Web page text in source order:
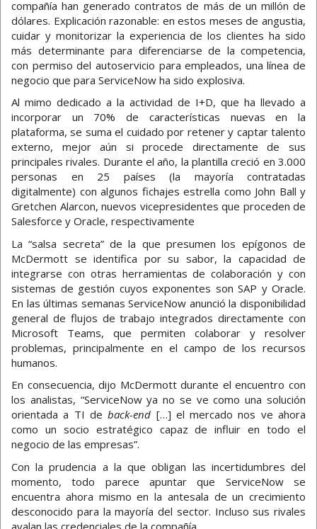
compañía han generado contratos de más de un millón de
dólares. Explicación razonable: en estos meses de angustia,
cuidar y monitorizar la experiencia de los clientes ha sido
más determinante para diferenciarse de la competencia,
con permiso del autoservicio para empleados, una línea de
negocio que para ServiceNow ha sido explosiva.
Al mimo dedicado a la actividad de I+D, que ha llevado a
incorporar un 70% de características nuevas en la
plataforma, se suma el cuidado por retener y captar talento
externo, mejor aún si procede directamente de sus
principales rivales. Durante el año, la plantilla creció en 3.000
personas en 25 países (la mayoría contratadas
digitalmente) con algunos fichajes estrella como John Ball y
Gretchen Alarcon, nuevos vicepresidentes que proceden de
Salesforce y Oracle, respectivamente
La “salsa secreta” de la que presumen los epígonos de
McDermott se identifica por su sabor, la capacidad de
integrarse con otras herramientas de colaboración y con
sistemas de gestión cuyos exponentes son SAP y Oracle.
En las últimas semanas ServiceNow anunció la disponibilidad
general de flujos de trabajo integrados directamente con
Microsoft Teams, que permiten colaborar y resolver
problemas, principalmente en el campo de los recursos
humanos.
En consecuencia, dijo McDermott durante el encuentro con
los analistas, “ServiceNow ya no se ve como una solución
orientada a TI deback-end […] el mercado nos ve ahora
como un socio estratégico capaz de influir en todo el
negocio de las empresas”.
Con la prudencia a la que obligan las incertidumbres del
momento, todo parece apuntar que ServiceNow se
encuentra ahora mismo en la antesala de un crecimiento
desconocido para la mayoría del sector. Incluso sus rivales
avalan las credenciales de la compañía.